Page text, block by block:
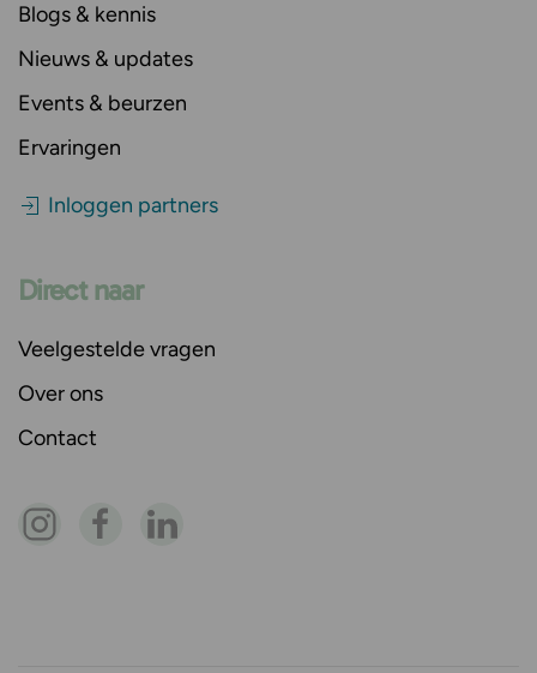
Blogs & kennis
Nieuws & updates
Events & beurzen
Ervaringen
Inloggen partners
Direct naar
Veelgestelde vragen
Over ons
Contact